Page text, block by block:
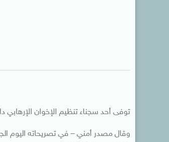
توفى أحد سجناء تنظيم الإخوان